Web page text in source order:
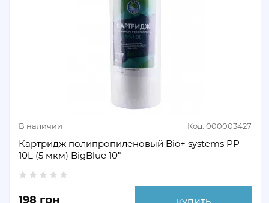
В наличии Код: 000003427
Картридж полипропиленовый Bio+ systems PP-
10L (5 мкм) BigBlue 10"
198 грн